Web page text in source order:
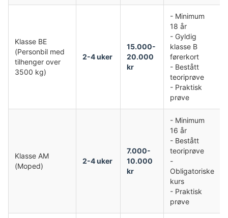
Klasse BE
(Personbil med
tilhenger over
3500 kg)
2-4 uker
15.000-
20.000
kr
- Minimum
18 år
- Gyldig
klasse B
førerkort
- Bestått
teoriprøve
- Praktisk
prøve
Klasse AM
(Moped)
2-4 uker
7.000-
10.000
kr
- Minimum
16 år
- Bestått
teoriprøve
-
Obligatoriske
kurs
- Praktisk
prøve